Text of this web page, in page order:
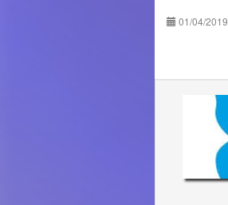
01/04/2019